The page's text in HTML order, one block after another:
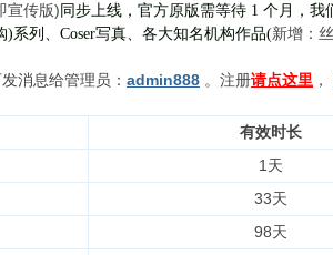
宣传版) 同步上线，官方原版需等待 1 个月，我
)系列、Coser写真、各大知名机构作品(新增：
消息给管理员： admin888 。注册请点这里 ，
有效时长
1天
33天
98天